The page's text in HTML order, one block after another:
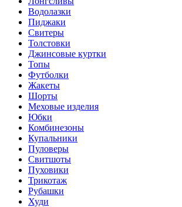
Водолазки
Пиджаки
Свитеры
Толстовки
Джинсовые куртки
Топы
Футболки
Жакеты
Шорты
Меховые изделия
Юбки
Комбинезоны
Купальники
Пуловеры
Свитшоты
Пуховики
Трикотаж
Рубашки
Худи